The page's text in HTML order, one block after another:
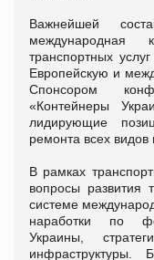
Важнейшей
международная
транспортных
Европейскую и
Спонсором
«Контейнеры
лидирующие
ремонта всех видов
В рамках
вопросы развития
системе
наработки по
Украины,